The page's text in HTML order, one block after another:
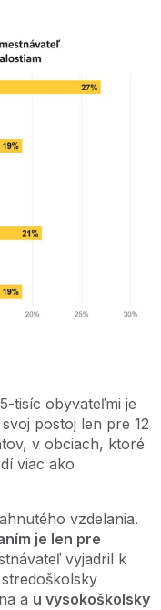
tisíc obyvateľmi je
postoj len pre 12
v obciach, ktoré
viac ako
vzdelania.
je len pre
vyjadril k
a u vysokoškolsky